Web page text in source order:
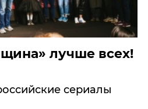
лучше всех!
сериалы